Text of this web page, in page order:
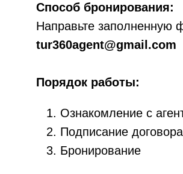
Способ бронирования:
Направьте заполненную
tur360agent@gmail.com
Порядок работы:
Ознакомление с
Подписание
Бронирование